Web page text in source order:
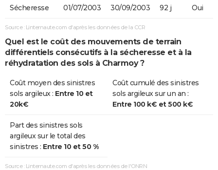
Sécheresse 01/07/2003 30/09/2003 92 j Oui
Source : Linternaute.com d'après les données de la CCR
Quel est le coût des mouvements de terrain
différentiels consécutifs à la sécheresse et à la
réhydratation des sols à Charmoy ?
Coût moyen des sinistres
sols argileux : Entre 10 et
20k€
Coût cumulé des sinistres
sols argileux sur un an :
Entre 100 k€ et 500 k€
Part des sinistres sols
argileux sur le total des
sinistres : Entre 10 et 50 %
Source : Linternaute.com d'après les données de l'ONRN